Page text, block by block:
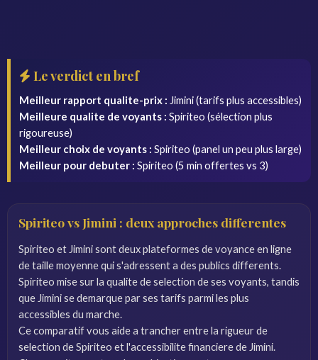
Le verdict en bref
Meilleur rapport qualite-prix : Jimini (tarifs plus accessibles)
Meilleure qualite de voyants : Spiriteo (sélection plus
rigoureuse)
Meilleur choix de voyants : Spiriteo (panel un peu plus large)
Meilleur pour debuter : Spiriteo (5 min offertes vs 3)
Spiriteo vs Jimini : deux approches differentes
Spiriteo et Jimini sont deux plateformes de voyance en ligne
de taille moyenne qui s'adressent a des publics differents.
Spiriteo mise sur la qualite de selection de ses voyants, tandis
que Jimini se demarque par ses tarifs parmi les plus
accessibles du marche.
Ce comparatif vous aide a trancher entre la rigueur de
selection de Spiriteo et l'accessibilite financiere de Jimini.